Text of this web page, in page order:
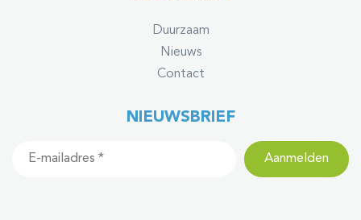
Duurzaam
Nieuws
Contact
NIEUWSBRIEF